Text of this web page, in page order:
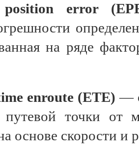
position error
на ряде
enroute (ЕТЕ) —
путевой точки от
основе скорости и